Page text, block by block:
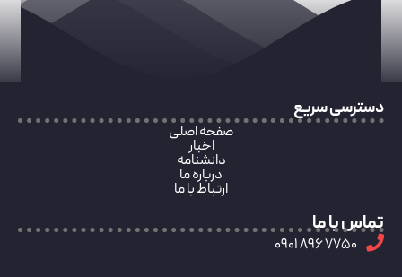
دسترسی سریع
صفحه اصلی
اخبار
دانشنامه
درباره ما
ارتباط با ما
تماس با ما
7750 896 0901